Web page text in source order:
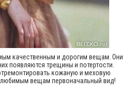
качественным и дорогим вещам. Они
появляются трещины и потертости.
кожаную и меховую
вещам первоначальный вид!